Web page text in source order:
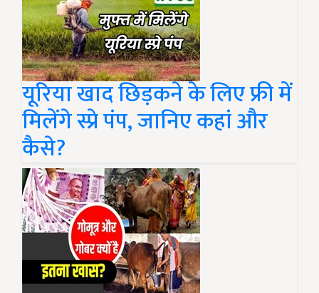
यूरिया खाद छिड़कने के लिए फ्री में
मिलेंगे स्प्रे पंप, जानिए कहां और
कैसे?